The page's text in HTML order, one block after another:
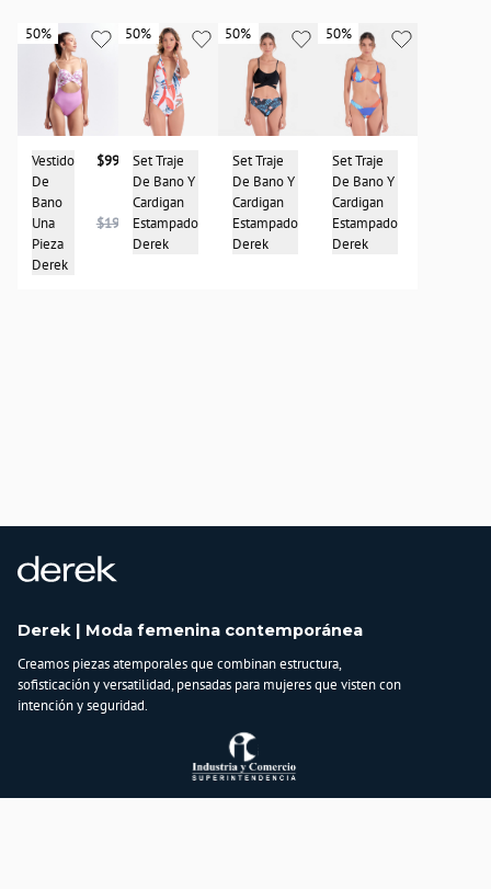
50%
50%
Vestido
De
Bano
Una
Pieza
Derek
$99.950
$198.950
50%
50%
Set Traje
De Bano Y
Cardigan
Estampado
Derek
$123.950
$247.950
50%
50%
Set Traje
De Bano Y
Cardigan
Estampado
Derek
$119.475
$238.950
50%
50%
Set Traje
De Bano Y
Cardigan
Estampado
Derek
Derek | Moda femenina contemporánea
Creamos piezas atemporales que combinan estructura,
sofisticación y versatilidad, pensadas para mujeres que visten con
intención y seguridad.